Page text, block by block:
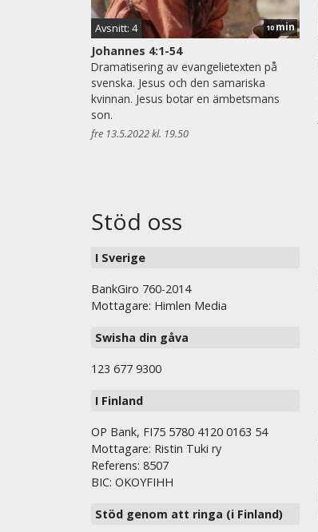
Avsnitt: 4 10 min
Johannes 4:1-54
Dramatisering av evangelietexten på
svenska. Jesus och den samariska
kvinnan. Jesus botar en ämbetsmans
son.
fre 13.5.2022 kl. 19.50
Stöd oss
I Sverige
BankGiro 760-2014
Mottagare: Himlen Media
Swisha din gåva
123 677 9300
I Finland
OP Bank, FI75 5780 4120 0163 54
Mottagare: Ristin Tuki ry
Referens: 8507
BIC: OKOYFIHH
Stöd genom att ringa (i Finland)